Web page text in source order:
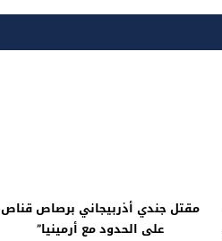
مقتل جندي أذربيجاني برصاص قناص
على الحدود مع أرمينيا”